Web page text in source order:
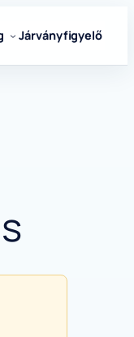
Járványfigyelő